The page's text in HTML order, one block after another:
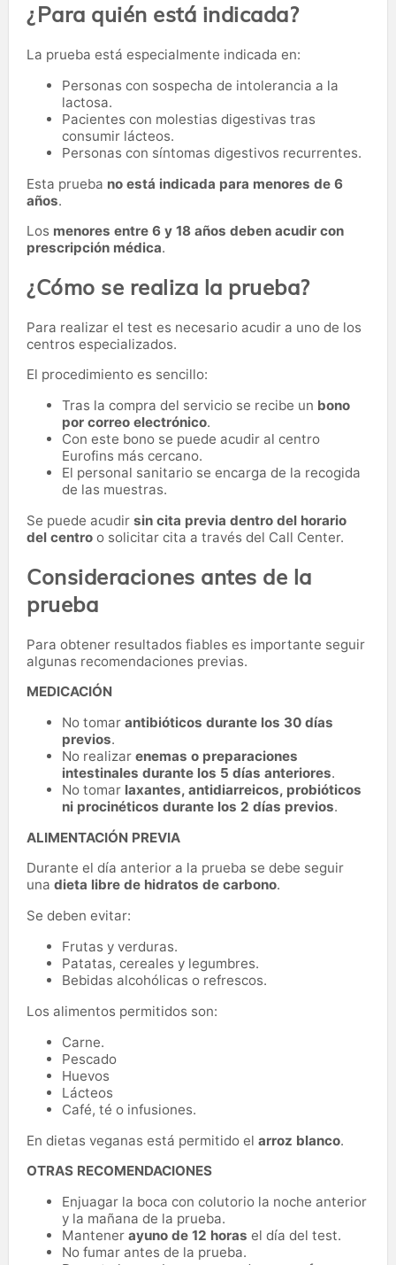
¿Para quién está indicada?
La prueba está especialmente indicada en:
Personas con sospecha de intolerancia a la
lactosa.
Pacientes con molestias digestivas tras
consumir lácteos.
Personas con síntomas digestivos recurrentes.
Esta prueba no está indicada para menores de 6
años.
Los menores entre 6 y 18 años deben acudir con
prescripción médica.
¿Cómo se realiza la prueba?
Para realizar el test es necesario acudir a uno de los
centros especializados.
El procedimiento es sencillo:
Tras la compra del servicio se recibe un bono
por correo electrónico.
Con este bono se puede acudir al centro
Eurofins más cercano.
El personal sanitario se encarga de la recogida
de las muestras.
Se puede acudir sin cita previa dentro del horario
del centro o solicitar cita a través del Call Center.
Consideraciones antes de la
prueba
Para obtener resultados fiables es importante seguir
algunas recomendaciones previas.
MEDICACIÓN
No tomar antibióticos durante los 30 días
previos.
No realizar enemas o preparaciones
intestinales durante los 5 días anteriores.
No tomar laxantes, antidiarreicos, probióticos
ni procinéticos durante los 2 días previos.
ALIMENTACIÓN PREVIA
Durante el día anterior a la prueba se debe seguir
una dieta libre de hidratos de carbono.
Se deben evitar:
Frutas y verduras.
Patatas, cereales y legumbres.
Bebidas alcohólicas o refrescos.
Los alimentos permitidos son:
Carne.
Pescado
Huevos
Lácteos
Café, té o infusiones.
En dietas veganas está permitido el arroz blanco.
OTRAS RECOMENDACIONES
Enjuagar la boca con colutorio la noche anterior
y la mañana de la prueba.
Mantener ayuno de 12 horas el día del test.
No fumar antes de la prueba.